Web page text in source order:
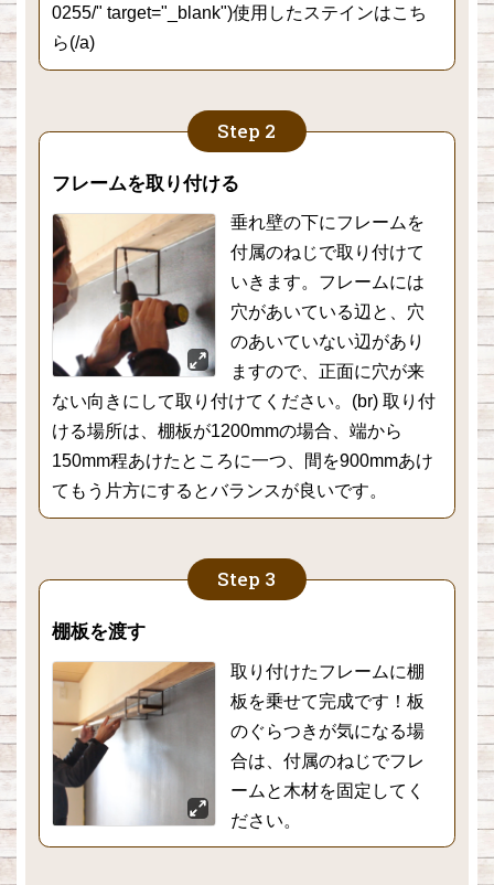
0255/" target="_blank")使用したステインはこち
ら(/a)
フレームを取り付ける
垂れ壁の下にフレームを
付属のねじで取り付けて
いきます。フレームには
穴があいている辺と、穴
のあいていない辺があり
ますので、正面に穴が来
ない向きにして取り付けてください。(br) 取り付
ける場所は、棚板が1200mmの場合、端から
150mm程あけたところに一つ、間を900mmあけ
てもう片方にするとバランスが良いです。
棚板を渡す
取り付けたフレームに棚
板を乗せて完成です！板
のぐらつきが気になる場
合は、付属のねじでフレ
ームと木材を固定してく
ださい。